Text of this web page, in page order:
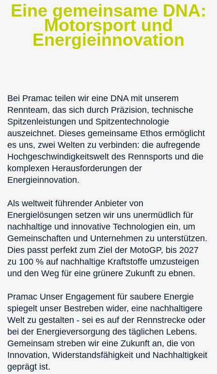
Eine gemeinsame DNA:
Motorsport und
Energieinnovation
Bei Pramac teilen wir eine DNA mit unserem
Rennteam, das sich durch Präzision, technische
Spitzenleistungen und Spitzentechnologie
auszeichnet. Dieses gemeinsame Ethos ermöglicht
es uns, zwei Welten zu verbinden: die aufregende
Hochgeschwindigkeitswelt des Rennsports und die
komplexen Herausforderungen der
Energieinnovation.
Als weltweit führender Anbieter von
Energielösungen setzen wir uns unermüdlich für
nachhaltige und innovative Technologien ein, um
Gemeinschaften und Unternehmen zu unterstützen.
Dies passt perfekt zum Ziel der MotoGP, bis 2027
zu 100 % auf nachhaltige Kraftstoffe umzusteigen
und den Weg für eine grünere Zukunft zu ebnen.
Pramac Unser Engagement für saubere Energie
spiegelt unser Bestreben wider, eine nachhaltigere
Welt zu gestalten - sei es auf der Rennstrecke oder
bei der Energieversorgung des täglichen Lebens.
Gemeinsam streben wir eine Zukunft an, die von
Innovation, Widerstandsfähigkeit und Nachhaltigkeit
geprägt ist.